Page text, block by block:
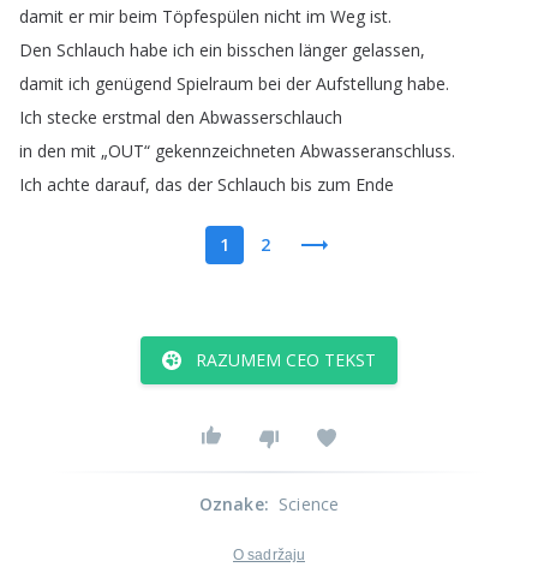
damit er mir beim Töpfespülen nicht im Weg ist.
Den Schlauch habe ich ein bisschen länger gelassen,
damit ich genügend Spielraum bei der Aufstellung habe.
Ich stecke erstmal den Abwasserschlauch
in den mit „OUT“ gekennzeichneten Abwasseranschluss.
Ich achte darauf, das der Schlauch bis zum Ende
1 2
RAZUMEM CEO TEKST
Oznake: Science
O sadržaju